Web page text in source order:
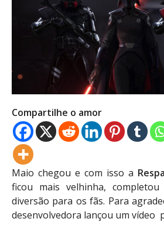
Compartilhe o amor
Maio chegou e com isso a
ficou mais velhinha,
diversão para os fãs. Para
desenvolvedora lançou um vídeo